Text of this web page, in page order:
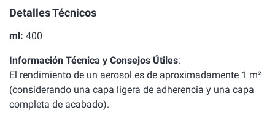
Detalles Técnicos
ml: 400
Información Técnica y Consejos Útiles:
El rendimiento de un aerosol es de aproximadamente 1 m²
(considerando una capa ligera de adherencia y una capa
completa de acabado).